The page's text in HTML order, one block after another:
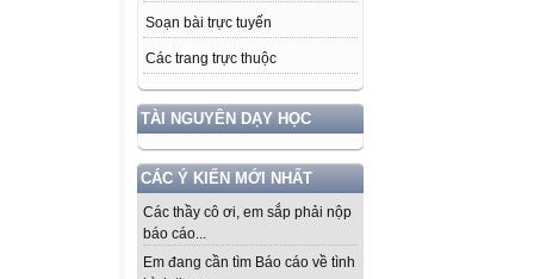
Soạn bài trực tuyến
Các trang trực thuộc
TÀI NGUYÊN DẠY HỌC
CÁC Ý KIẾN MỚI NHẤT
Các thầy cô ơi, em sắp phải nộp
báo cáo...
Em đang cần tìm Báo cáo về tình